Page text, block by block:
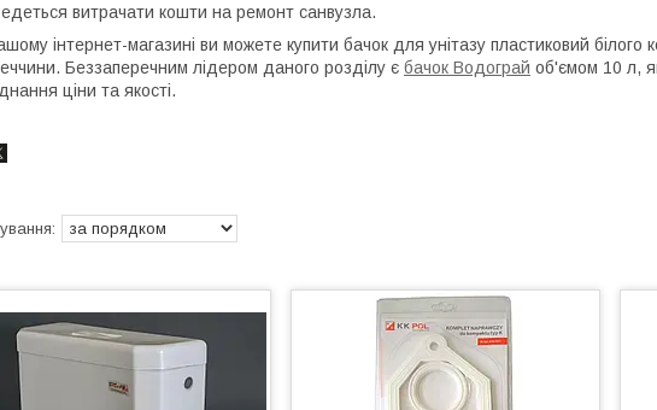
витрачати кошти на ремонт санвузла.
інтернет-магазині ви можете купити бачок для унітазу пластиковий білого
Беззаперечним лідером даного розділу є бачок Водограй об'ємом 10 л,
ціни та якості.